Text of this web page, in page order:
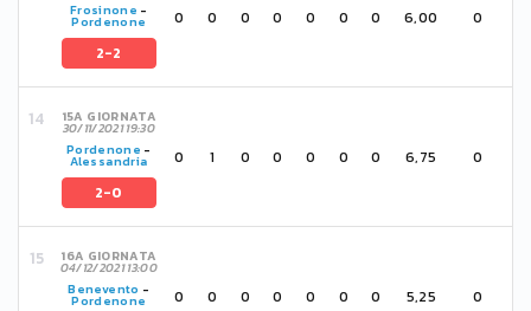
Frosinone -
Pordenone
2-2
0 0 0 0 0 0 0 6,00 0
15A GIORNATA
30/11/2021 19:30
Pordenone -
Alessandria
2-0
0 1 0 0 0 0 0 6,75 0
16A GIORNATA
04/12/2021 13:00
Benevento -
Pordenone 0 0 0 0 0 0 0 5,25 0